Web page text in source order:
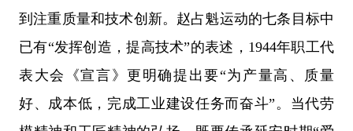
到注重质量和技术创新。赵占魁运动的七条目标中
已有“发挥创造，提高技术”的表述，1944年职工代
表大会《宣言》更明确提出要“为产量高、质量
好、成本低，完成工业建设任务而奋斗”。当代劳